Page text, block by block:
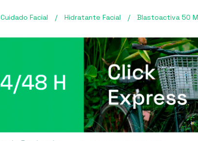
Cuidado Facial / Hidratante Facial / Blastoactiva 50